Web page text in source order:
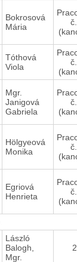
Bokrosová
Mária
Tóthová
Viola
Mgr.
Janigová
Gabriela
Hölgyeová
Monika
Egriová
Henrieta
László
Balogh,
Mgr.